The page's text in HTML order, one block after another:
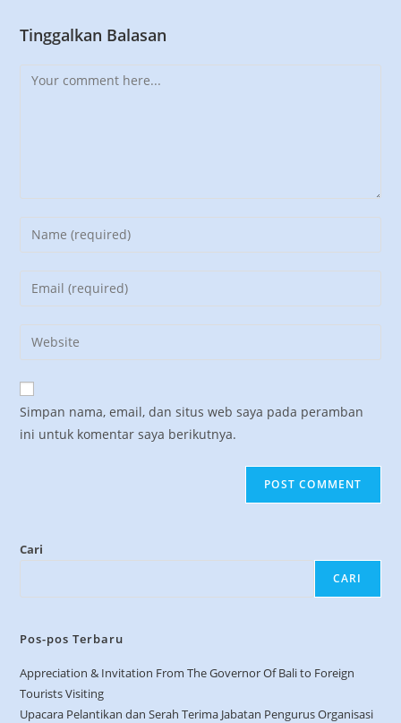
Tinggalkan Balasan
Simpan nama, email, dan situs web saya pada peramban
ini untuk komentar saya berikutnya.
Cari
CARI
Pos-pos Terbaru
Appreciation & Invitation From The Governor Of Bali to Foreign
Tourists Visiting
Upacara Pelantikan dan Serah Terima Jabatan Pengurus Organisasi